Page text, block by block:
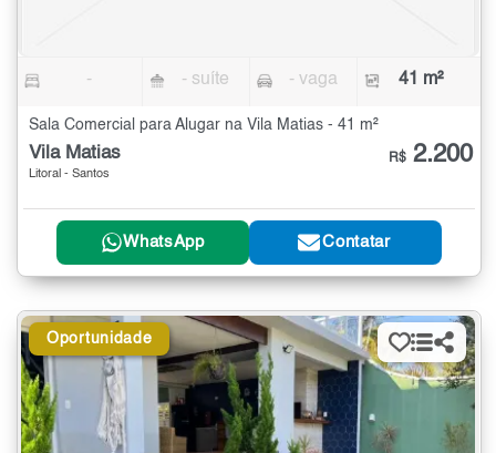
- - suíte - vaga 41 m²
Sala Comercial para Alugar na Vila Matias - 41 m²
Vila Matias
Litoral - Santos
R$ 2.200
WhatsApp Contatar
Oportunidade